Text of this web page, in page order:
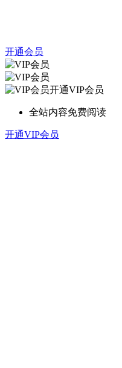
开通会员
开通VIP会员
全站内容免费阅读
开通VIP会员